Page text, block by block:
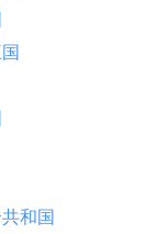
和国